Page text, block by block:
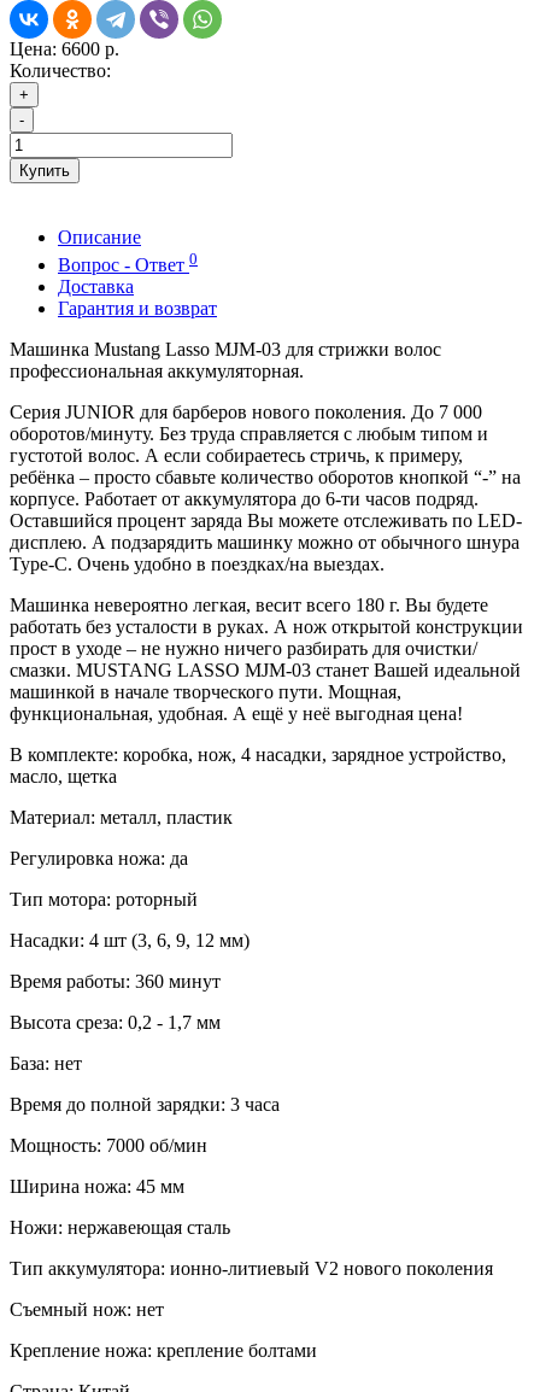
Цена: 6600 р.
Количество:
+
-
Купить
Описание
Вопрос - Ответ 0
Доставка
Гарантия и возврат
Машинка Mustang Lasso MJM-03 для стрижки волос
профессиональная аккумуляторная.
Серия JUNIOR для барберов нового поколения. До 7 000
оборотов/минуту. Без труда справляется с любым типом и
густотой волос. А если собираетесь стричь, к примеру,
ребёнка – просто сбавьте количество оборотов кнопкой “-” на
корпусе. Работает от аккумулятора до 6-ти часов подряд.
Оставшийся процент заряда Вы можете отслеживать по LED-
дисплею. А подзарядить машинку можно от обычного шнура
Type-C. Очень удобно в поездках/на выездах.
Машинка невероятно легкая, весит всего 180 г. Вы будете
работать без усталости в руках. А нож открытой конструкции
прост в уходе – не нужно ничего разбирать для очистки/
смазки. MUSTANG LASSO MJM-03 станет Вашей идеальной
машинкой в начале творческого пути. Мощная,
функциональная, удобная. А ещё у неё выгодная цена!
В комплекте: коробка, нож, 4 насадки, зарядное устройство,
масло, щетка
Материал: металл, пластик
Регулировка ножа: да
Тип мотора: роторный
Насадки: 4 шт (3, 6, 9, 12 мм)
Время работы: 360 минут
Высота среза: 0,2 - 1,7 мм
База: нет
Время до полной зарядки: 3 часа
Мощность: 7000 об/мин
Ширина ножа: 45 мм
Ножи: нержавеющая сталь
Тип аккумулятора: ионно-литиевый V2 нового поколения
Съемный нож: нет
Крепление ножа: крепление болтами